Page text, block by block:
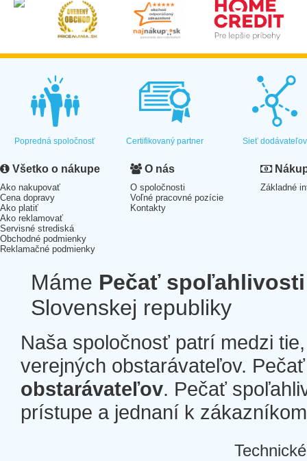
Popredná spoločnosť Certifikovaný partner Sieť dodávateľov
Všetko o nákupe
Ako nakupovať
Cena dopravy
Ako platiť
Ako reklamovať
Servisné strediská
Obchodné podmienky
Reklamačné podmienky
O nás
O spoločnosti
Voľné pracovné pozície
Kontakty
Základné
Máme Pečať spoľahlivosti
Slovenskej republiky
Naša spoločnosť patrí medzi
verejných obstarávateľov.
obstarávateľov. Pečať
prístupe a jednaní k